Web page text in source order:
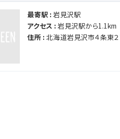
最寄駅 : 岩見沢駅
アクセス : 岩見沢駅から1.1km
住所 : 北海道岩見沢市４条東２